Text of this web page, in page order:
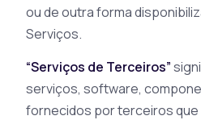
ou de outra forma
Serviços.
“Serviços de Terceiros”
serviços, software,
fornecidos por terceiros